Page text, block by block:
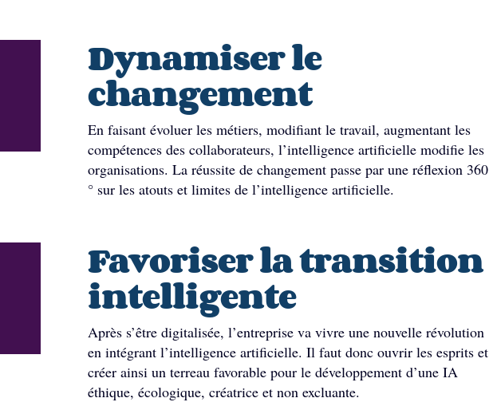
Dynamiser le
changement
En faisant évoluer les métiers, modifiant le travail, augmentant les
compétences des collaborateurs, l’intelligence artificielle modifie les
organisations. La réussite de changement passe par une réflexion 360
° sur les atouts et limites de l’intelligence artificielle.
Favoriser la transition
intelligente
Après s’être digitalisée, l’entreprise va vivre une nouvelle révolution
en intégrant l’intelligence artificielle. Il faut donc ouvrir les esprits et
créer ainsi un terreau favorable pour le développement d’une IA
éthique, écologique, créatrice et non excluante.